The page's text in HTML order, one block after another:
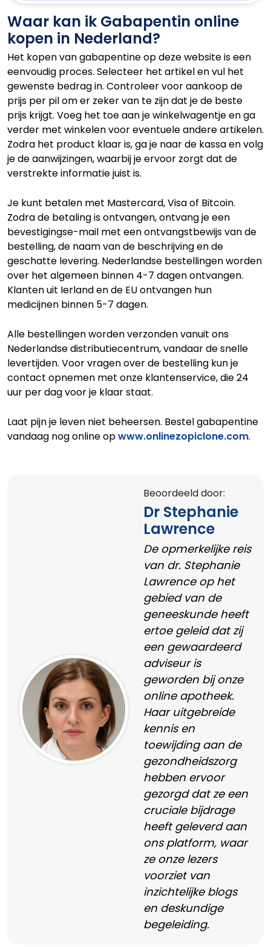
Waar kan ik Gabapentin online
kopen in Nederland?
Het kopen van gabapentine op deze website is een
eenvoudig proces. Selecteer het artikel en vul het
gewenste bedrag in. Controleer voor aankoop de
prijs per pil om er zeker van te zijn dat je de beste
prijs krijgt. Voeg het toe aan je winkelwagentje en ga
verder met winkelen voor eventuele andere artikelen.
Zodra het product klaar is, ga je naar de kassa en volg
je de aanwijzingen, waarbij je ervoor zorgt dat de
verstrekte informatie juist is.
Je kunt betalen met Mastercard, Visa of Bitcoin.
Zodra de betaling is ontvangen, ontvang je een
bevestigingse-mail met een ontvangstbewijs van de
bestelling, de naam van de beschrijving en de
geschatte levering. Nederlandse bestellingen worden
over het algemeen binnen 4-7 dagen ontvangen.
Klanten uit Ierland en de EU ontvangen hun
medicijnen binnen 5-7 dagen.
Alle bestellingen worden verzonden vanuit ons
Nederlandse distributiecentrum, vandaar de snelle
levertijden. Voor vragen over de bestelling kun je
contact opnemen met onze klantenservice, die 24
uur per dag voor je klaar staat.
Laat pijn je leven niet beheersen. Bestel gabapentine
vandaag nog online opwww.onlinezopiclone.com.
Beoordeeld door:
Dr Stephanie
Lawrence
De opmerkelijke reis
van dr. Stephanie
Lawrence op het
gebied van de
geneeskunde heeft
ertoe geleid dat zij
een gewaardeerd
adviseur is
geworden bij onze
online apotheek.
Haar uitgebreide
kennis en
toewijding aan de
gezondheidszorg
hebben ervoor
gezorgd dat ze een
cruciale bijdrage
heeft geleverd aan
ons platform, waar
ze onze lezers
voorziet van
inzichtelijke blogs
en deskundige
begeleiding.